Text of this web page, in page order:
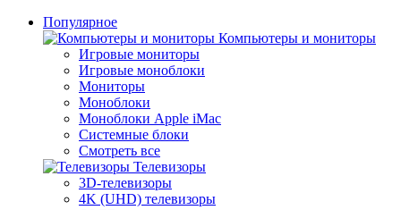
Популярное
Компьютеры и мониторы
Игровые мониторы
Игровые моноблоки
Мониторы
Моноблоки
Моноблоки Apple iMac
Системные блоки
Смотреть все
Телевизоры
3D-телевизоры
4K (UHD) телевизоры